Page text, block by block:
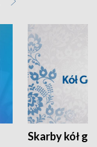
Skarby kół